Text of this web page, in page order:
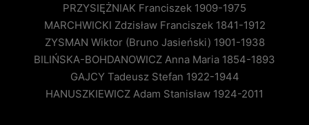
PRZYSIĘŻNIAK Franciszek 1909-1975
MARCHWICKI Zdzisław Franciszek 1841-1912
ZYSMAN Wiktor (Bruno Jasieński) 1901-1938
BILIŃSKA-BOHDANOWICZ Anna Maria 1854-1893
GAJCY Tadeusz Stefan 1922-1944
HANUSZKIEWICZ Adam Stanisław 1924-2011